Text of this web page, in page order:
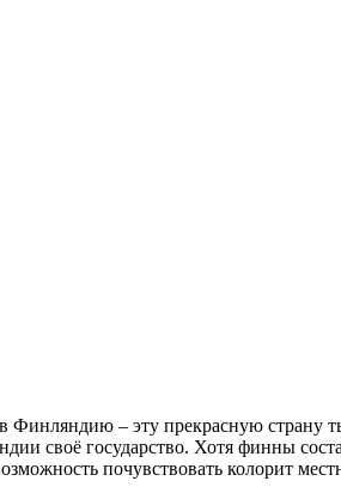
Финляндию – эту прекрасную страну
своё государство. Хотя финны
почувствовать колорит